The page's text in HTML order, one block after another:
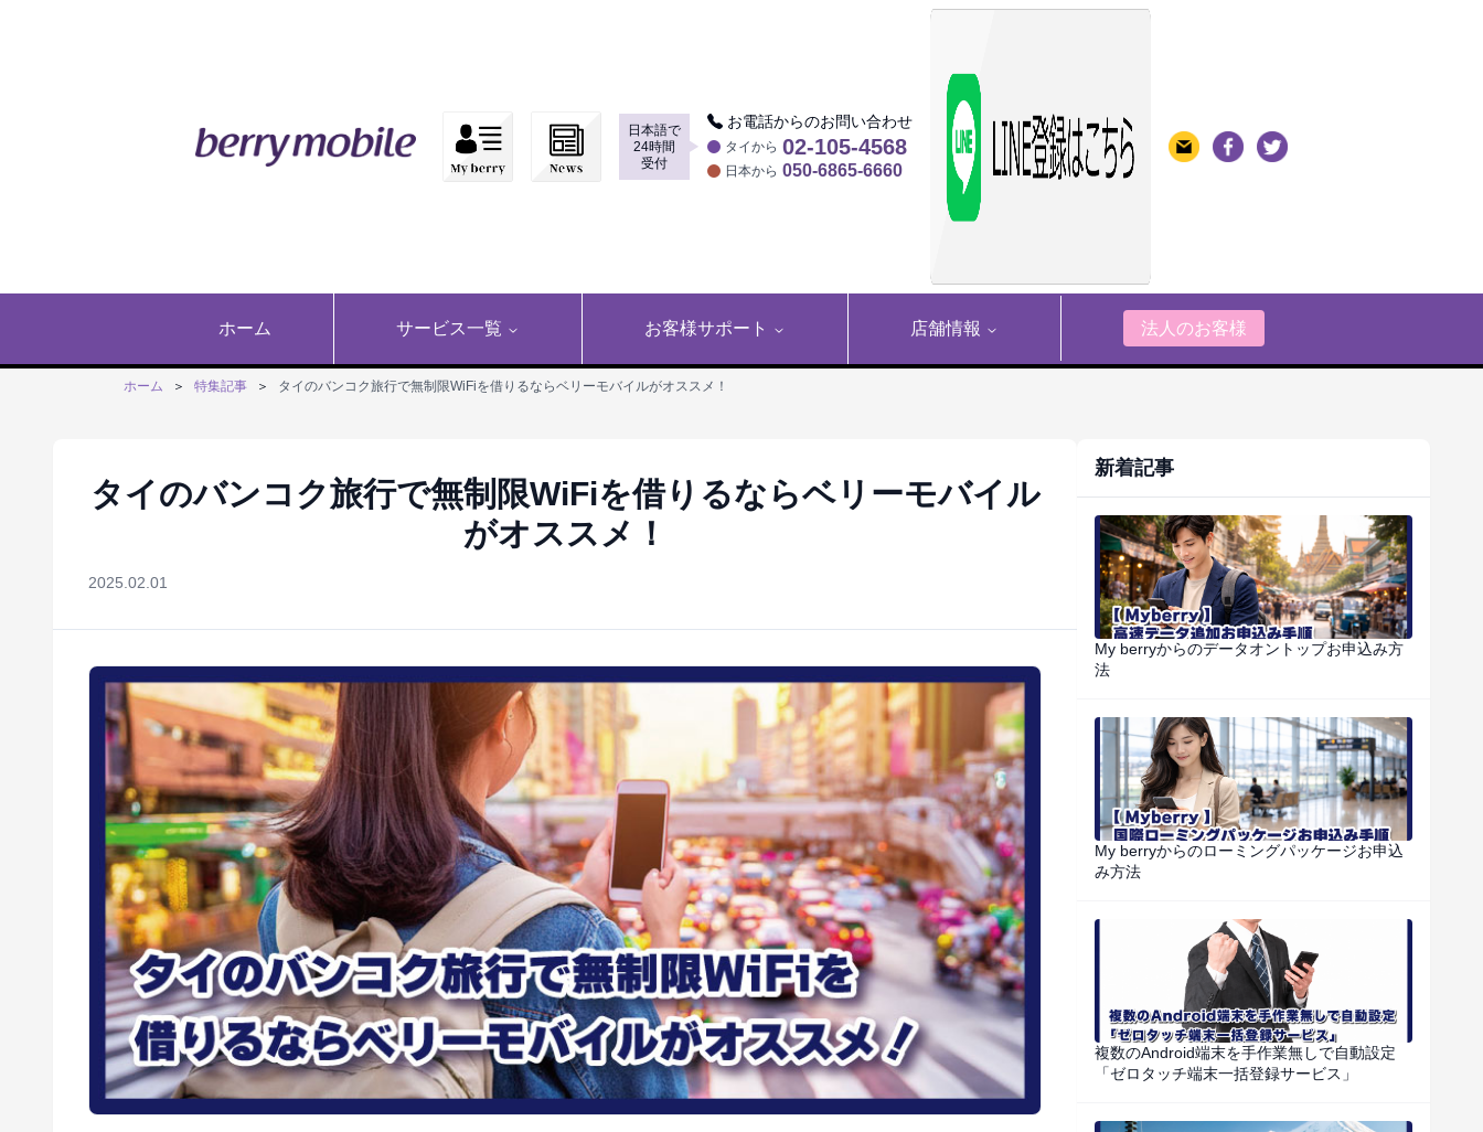
日本語で
24時間
受付
▶
お電話からのお問い合わせ
タイから 02-105-4568
日本から 050-6865-6660
ホーム サービス一覧 お客様サポート 店舗情報 法人のお客様
ホーム ＞ 特集記事 ＞ タイのバンコク旅行で無制限WiFiを借りるならベリーモバイルがオススメ！
タイのバンコク旅行で無制限WiFiを借りるならベリーモバイル
がオススメ！
2025.02.01
新着記事
My berryからのデータオントップお申込み方
法
My berryからのローミングパッケージお申込
み方法
複数のAndroid端末を手作業無しで自動設定
「ゼロタッチ端末一括登録サービス」